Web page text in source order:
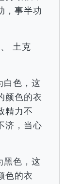
，事半功
土克
白色，这
颜色的衣
精力不
济，当心
黑色，这
色的衣